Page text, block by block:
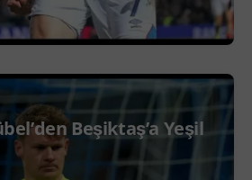
Beşiktaş’a Yeşil